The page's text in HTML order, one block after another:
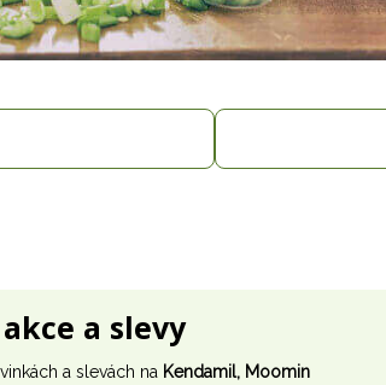
a slevy
a slevách na Kendamil, Moomin